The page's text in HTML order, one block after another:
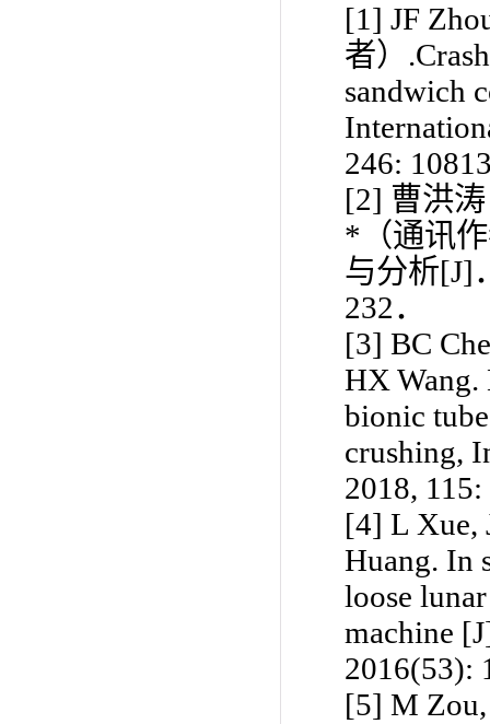
[1]JF
者）
sandwich
246:
[2] 曹洪
* （通讯
与分析[J]
232．
[3]BC
HX Wang.
bionic
crushing,
2018,
[4]L Xue,
Huang. In
loose
machine
2016(53):
[5]M